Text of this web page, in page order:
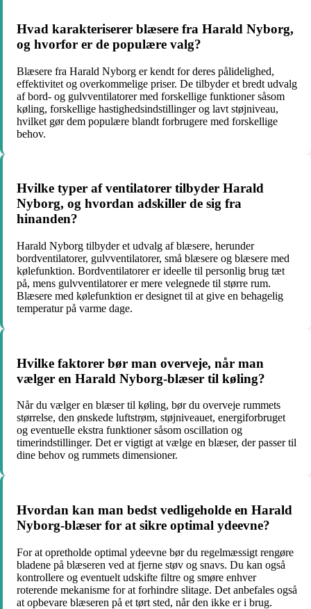
Hvad karakteriserer blæsere fra Harald Nyborg,
og hvorfor er de populære valg?
Blæsere fra Harald Nyborg er kendt for deres pålidelighed,
effektivitet og overkommelige priser. De tilbyder et bredt udvalg
af bord- og gulvventilatorer med forskellige funktioner såsom
køling, forskellige hastighedsindstillinger og lavt støjniveau,
hvilket gør dem populære blandt forbrugere med forskellige
behov.
Hvilke typer af ventilatorer tilbyder Harald
Nyborg, og hvordan adskiller de sig fra
hinanden?
Harald Nyborg tilbyder et udvalg af blæsere, herunder
bordventilatorer, gulvventilatorer, små blæsere og blæsere med
kølefunktion. Bordventilatorer er ideelle til personlig brug tæt
på, mens gulvventilatorer er mere velegnede til større rum.
Blæsere med kølefunktion er designet til at give en behagelig
temperatur på varme dage.
Hvilke faktorer bør man overveje, når man
vælger en Harald Nyborg-blæser til køling?
Når du vælger en blæser til køling, bør du overveje rummets
størrelse, den ønskede luftstrøm, støjniveauet, energiforbruget
og eventuelle ekstra funktioner såsom oscillation og
timerindstillinger. Det er vigtigt at vælge en blæser, der passer til
dine behov og rummets dimensioner.
Hvordan kan man bedst vedligeholde en Harald
Nyborg-blæser for at sikre optimal ydeevne?
For at opretholde optimal ydeevne bør du regelmæssigt rengøre
bladene på blæseren ved at fjerne støv og snavs. Du kan også
kontrollere og eventuelt udskifte filtre og smøre enhver
roterende mekanisme for at forhindre slitage. Det anbefales også
at opbevare blæseren på et tørt sted, når den ikke er i brug.